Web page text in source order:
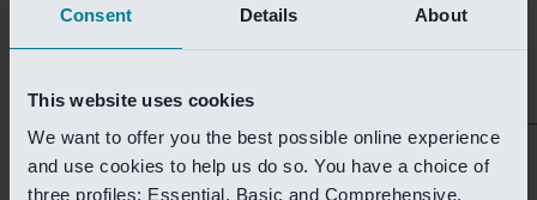
Consent Details About
This website uses cookies
We want to offer you the best possible online experience
and use cookies to help us do so. You have a choice of
three profiles: Essential, Basic and Comprehensive.
Investment Banking
Van Lanschot Kempen Research
Helaas is deze pagina